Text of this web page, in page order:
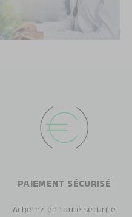
PAIEMENT SÉCURISÉ
Achetez en toute sécurité